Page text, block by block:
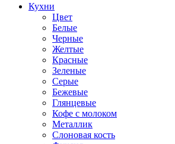
Кухни
Цвет
Белые
Черные
Желтые
Красные
Зеленые
Серые
Бежевые
Глянцевые
Кофе с молоком
Металлик
Слоновая кость